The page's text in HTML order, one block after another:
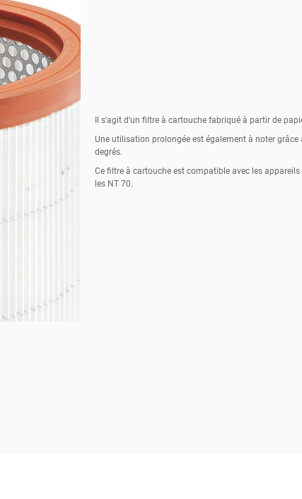
Il s'agit d'un filtre à cartouche fabriqué à partir de
Une utilisation prolongée est également à noter grâce
degrés.
Ce filtre à cartouche est compatible avec les
les NT 70.